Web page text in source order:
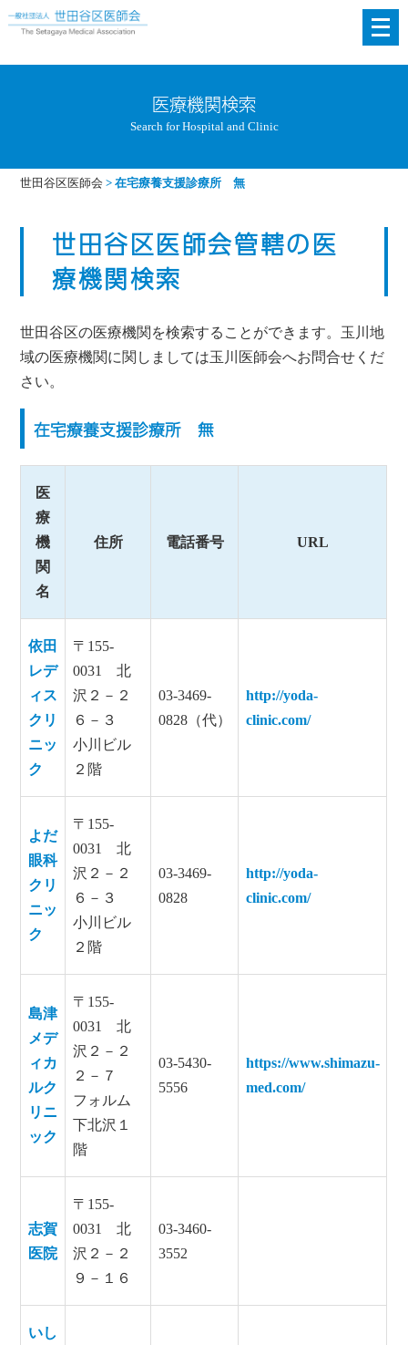
メ
ニ
く
医療機関検索
Search for Hospital and Clinic
世田谷区医師会 >在宅療養支援診療所 無
世田谷区医師会管轄の医
療機関検索
世田谷区の医療機関を検索することができます。玉川地
域の医療機関に関しましては玉川医師会へお問合せくだ
さい。
在宅療養支援診療所 無
医
療
機
関
名
住所 電話番号 URL
依田
レデ
ィス
クリ
ニッ
ク
〒155-
0031 北
沢２－２
６－３
小川ビル
２階
03-3469-
0828（代）
http://yoda-
clinic.com/
よだ
眼科
クリ
ニッ
ク
〒155-
0031 北
沢２－２
６－３
小川ビル
２階
03-3469-
0828
http://yoda-
clinic.com/
島津
メデ
ィカ
ルク
リニ
ック
〒155-
0031 北
沢２－２
２－７
フォルム
下北沢１
階
03-5430-
5556
https://www.shimazu-
med.com/
志賀
医院
〒155-
0031 北
沢２－２
９－１６
03-3460-
3552
いし